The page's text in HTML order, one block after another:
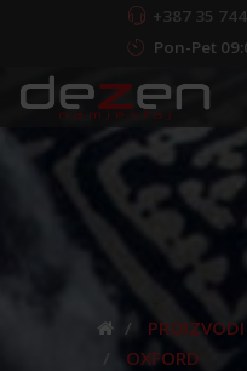
+387 35
Pon-Pet
PROIZVODI
OXFORD